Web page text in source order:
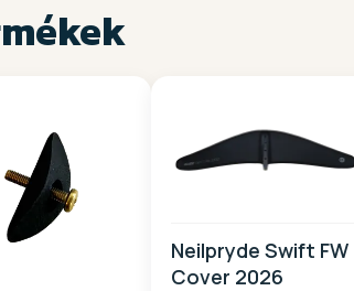
Neilpryde Swift FW
Cover 2026